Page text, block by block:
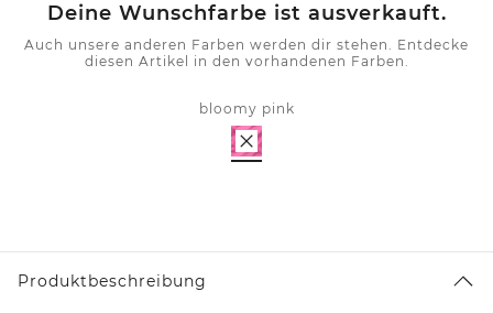
Deine Wunschfarbe ist ausverkauft.
Auch unsere anderen Farben werden dir stehen. Entdecke
diesen Artikel in den vorhandenen Farben.
bloomy pink
Produktbeschreibung